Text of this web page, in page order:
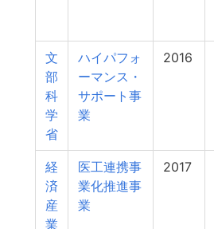
文
部
科
学
省
ハイパフォ
ーマンス・
サポート事
業
2016
経
済
産
業
医工連携事
業化推進事
業
2017